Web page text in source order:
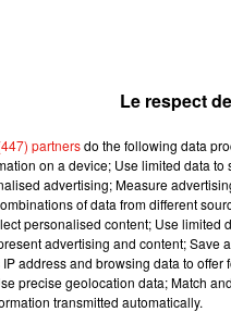
le26 Févr. 2020 à 7 :50 PST
Le respect
partnersdo the following data
on a device; Use limited data
advertising; Measure
of data from different
personalised content; Use limited
advertising and content; Save
address and browsing data to
precise geolocation data; Match
transmitted automatically.